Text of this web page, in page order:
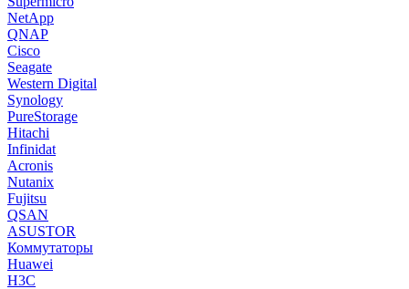
NetApp
QNAP
Cisco
Seagate
Western Digital
Synology
PureStorage
Hitachi
Infinidat
Acronis
Nutanix
Fujitsu
QSAN
ASUSTOR
Коммутаторы
Huawei
H3C